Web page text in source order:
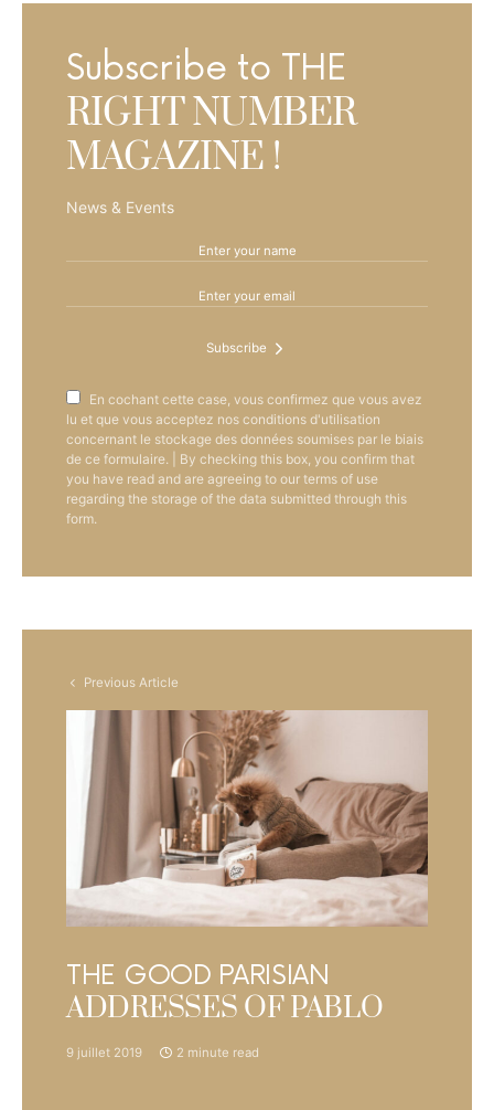
Subscribe to THE
RIGHT NUMBER
MAGAZINE !
News & Events
Subscribe
En cochant cette case, vous confirmez que vous avez
lu et que vous acceptez nos conditions d'utilisation
concernant le stockage des données soumises par le biais
de ce formulaire. | By checking this box, you confirm that
you have read and are agreeing to our terms of use
regarding the storage of the data submitted through this
form.
Previous Article
THE GOOD PARISIAN
ADDRESSES OF PABLO
9 juillet 2019 2 minute read